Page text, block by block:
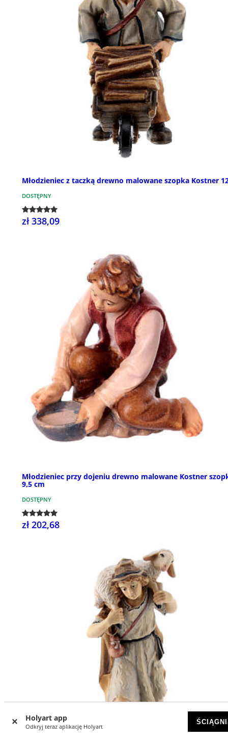
Holyart app
Odkryj teraz aplikację Holyart
Młodzieniec z taczką drewno malowane szopka Kostner
DOSTĘPNY
zł 338,09
Młodzieniec przy dojeniu drewno malowane Kostner
9,5 cm
DOSTĘPNY
zł 202,68